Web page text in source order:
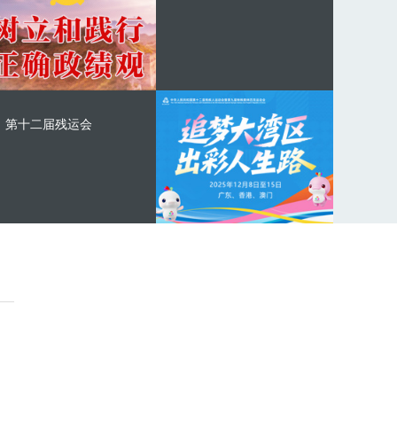
第十二届残运会